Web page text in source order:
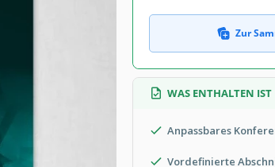
Zur
WAS ENTHALTEN IST
Anpassbares
Vordefinierte